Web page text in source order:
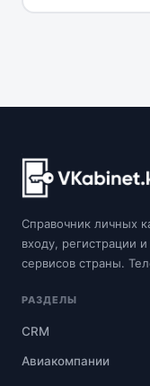
Справочник личных
входу, регистрации
сервисов страны.
РАЗДЕЛЫ
CRM
Авиакомпании